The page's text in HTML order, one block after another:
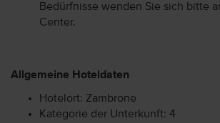
Bedürfnisse wenden Sie sich bitte
Center.
Allgemeine Hoteldaten
Hotelort: Zambrone
Kategorie der Unterkunft: 4